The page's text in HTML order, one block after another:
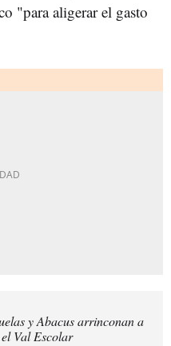
"para aligerar el gasto
y Abacus arrinconan a
Val Escolar